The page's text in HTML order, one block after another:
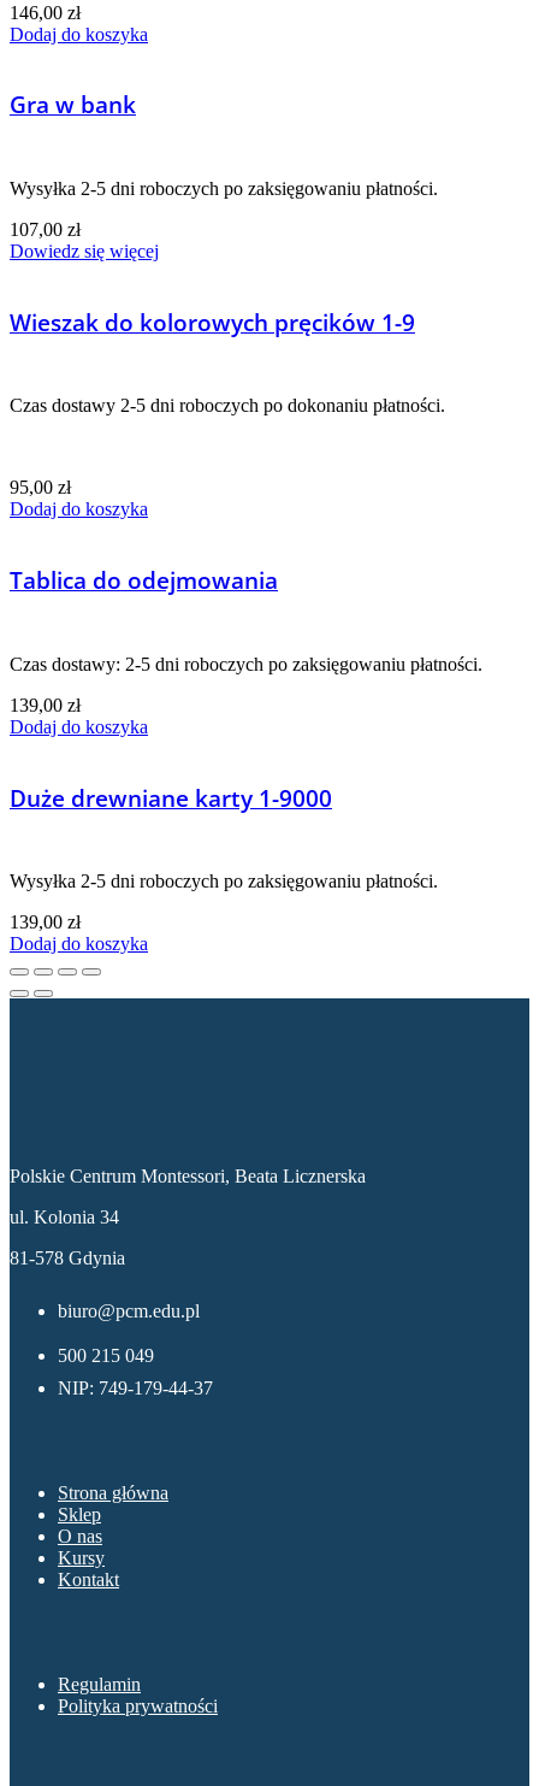
146,00 zł
Dodaj do koszyka
Gra w bank
Wysyłka 2-5 dni roboczych po zaksięgowaniu płatności.
107,00 zł
Dowiedz się więcej
Wieszak do kolorowych pręcików 1-9
Czas dostawy 2-5 dni roboczych po dokonaniu płatności.
95,00 zł
Dodaj do koszyka
Tablica do odejmowania
Czas dostawy: 2-5 dni roboczych po zaksięgowaniu płatności.
139,00 zł
Dodaj do koszyka
Duże drewniane karty 1-9000
Wysyłka 2-5 dni roboczych po zaksięgowaniu płatności.
139,00 zł
Dodaj do koszyka
Polskie Centrum Montessori, Beata Licznerska
ul. Kolonia 34
81-578 Gdynia
biuro@pcm.edu.pl
500 215 049
NIP: 749-179-44-37
Strona główna
Sklep
O nas
Kursy
Kontakt
Regulamin
Polityka prywatności